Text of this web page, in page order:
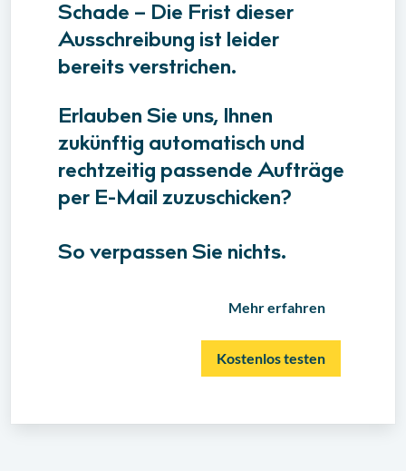
Schade – Die Frist dieser
Ausschreibung ist leider
bereits verstrichen.
Erlauben Sie uns, Ihnen
zukünftig automatisch und
rechtzeitig passende Aufträge
per E-Mail zuzuschicken?
So verpassen Sie nichts.
Mehr erfahren
Kostenlos testen